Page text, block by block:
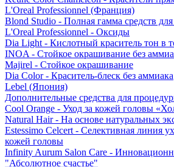
L'Oreal Professionnel (Франция)
Blond Studio - Полная гамма средств
L'Oreal Professionnel - Оксиды
Dia Light - Кислотный краситель тон в
INOA - Стойкое окрашивание без
Majirel - Стойкое окрашивание
Dia Color - Краситель-блеск без аммиака
Lebel (Япония)
Дополнительные средства для
Cool Orange - Уход за кожей головы
Natural Hair - На основе натуральных
Estessimo Celcert - Селективная линия
кожей головы
Infinity Aurum Salon Care -
"Абсолютное счастье"